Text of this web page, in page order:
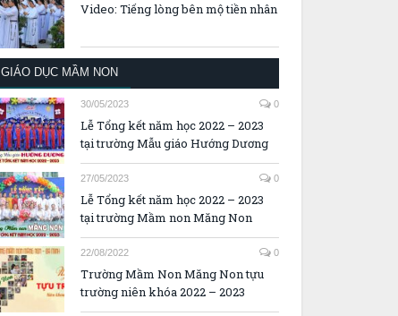
Video: Tiếng lòng bên mộ tiền nhân
GIÁO DỤC MẦM NON
30/05/2023 0
Lễ Tổng kết năm học 2022 – 2023
tại trường Mẫu giáo Hướng Dương
27/05/2023 0
Lễ Tổng kết năm học 2022 – 2023
tại trường Mầm non Măng Non
22/08/2022 0
Trường Mầm Non Măng Non tựu
trường niên khóa 2022 – 2023